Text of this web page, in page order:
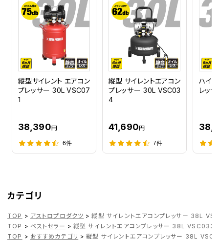
縦型サイレント エアコン
プレッサー 30L VSC07
1
38,390円
6件
縦型 サイレントエアコン
プレッサー 30L VSC03
4
41,690円
7件
ハイ
レッ
カテゴリ
TOP > アストロプロダクツ > 縦型 サイレントエアコンプレッサー 38L
TOP > ベストセラー > 縦型 サイレントエアコンプレッサー 38L VSC033
TOP > おすすめカテゴリ > 縦型 サイレントエアコンプレッサー 38L